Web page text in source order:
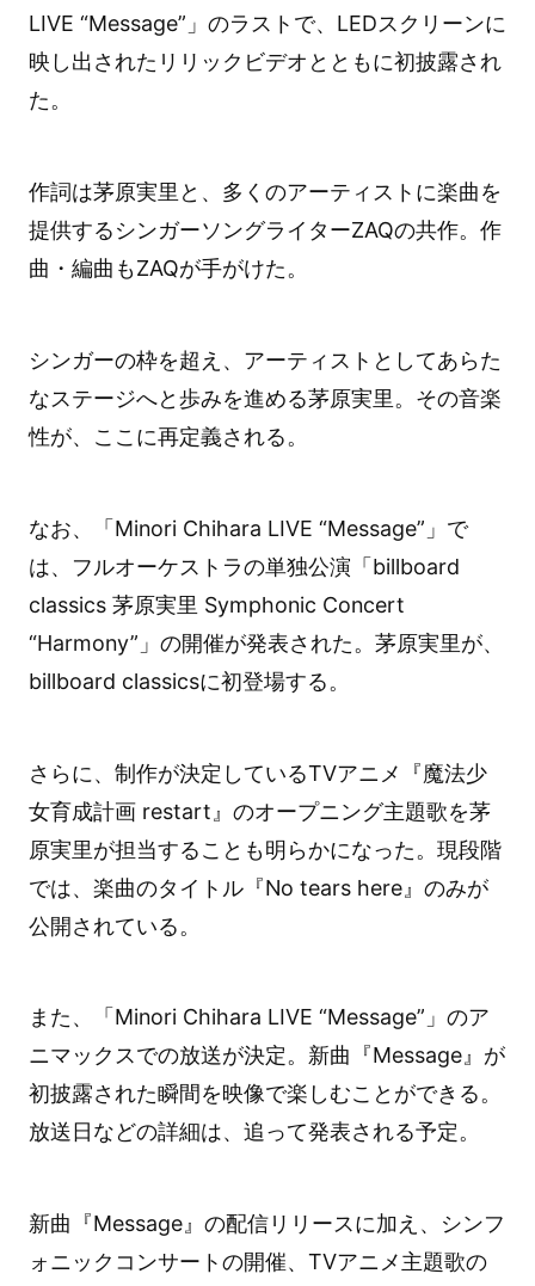
LIVE “Message”」のラストで、LEDスクリーンに
映し出されたリリックビデオとともに初披露され
た。
作詞は茅原実里と、多くのアーティストに楽曲を
提供するシンガーソングライターZAQの共作。作
曲・編曲もZAQが手がけた。
シンガーの枠を超え、アーティストとしてあらた
なステージへと歩みを進める茅原実里。その音楽
性が、ここに再定義される。
なお、「Minori Chihara LIVE “Message”」で
は、フルオーケストラの単独公演「billboard
classics 茅原実里 Symphonic Concert
“Harmony”」の開催が発表された。茅原実里が、
billboard classicsに初登場する。
さらに、制作が決定しているTVアニメ『魔法少
女育成計画 restart』のオープニング主題歌を茅
原実里が担当することも明らかになった。現段階
では、楽曲のタイトル『No tears here』のみが
公開されている。
また、「Minori Chihara LIVE “Message”」のア
ニマックスでの放送が決定。新曲『Message』が
初披露された瞬間を映像で楽しむことができる。
放送日などの詳細は、追って発表される予定。
新曲『Message』の配信リリースに加え、シンフ
ォニックコンサートの開催、TVアニメ主題歌の